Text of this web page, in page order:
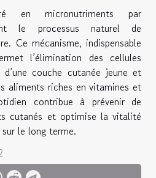
en micronutriments par
le processus naturel de
Ce mécanisme, indispensable
l’élimination des cellules
couche cutanée jeune et
aliments riches en vitamines et
contribue à prévenir de
cutanés et optimise la vitalité
le long terme.